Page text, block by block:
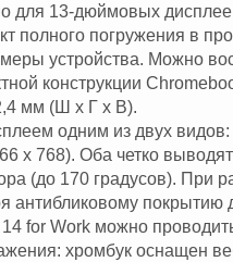
для 13-дюймовых
полного погружения в
устройства. Можно
конструкции
мм (Ш х Г х В).
одним из двух
x 768). Оба четко
(до 170 градусов). При
антибликовому покрытию
for Work можно
хромбук оснащен